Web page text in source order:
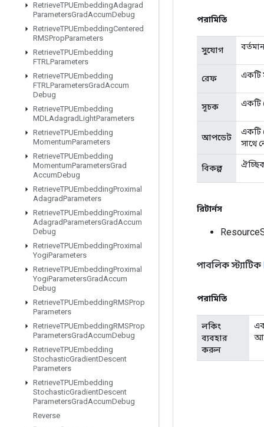
RetrieveTPUEmbeddingAdagrad
ParametersGradAccumDebug
RetrieveTPUEmbeddingCentered
RMSPropParameters
RetrieveTPUEmbedding
FTRLParameters
RetrieveTPUEmbedding
FTRLParametersGradAccum
Debug
RetrieveTPUEmbedding
MDLAdagradLightParameters
RetrieveTPUEmbedding
MomentumParameters
RetrieveTPUEmbedding
MomentumParametersGrad
AccumDebug
RetrieveTPUEmbeddingProximal
AdagradParameters
RetrieveTPUEmbeddingProximal
AdagradParametersGradAccum
Debug
RetrieveTPUEmbeddingProximal
YogiParameters
RetrieveTPUEmbeddingProximal
YogiParametersGradAccum
Debug
RetrieveTPUEmbeddingRMSProp
Parameters
RetrieveTPUEmbeddingRMSProp
ParametersGradAccumDebug
RetrieveTPUEmbedding
StochasticGradientDescent
Parameters
RetrieveTPUEmbedding
StochasticGradientDescent
ParametersGradAccumDebug
Reverse
পরামিতি
সুযোগ
রেফ একটি
সূচক একটি
আপডেট
একটি
সাথে
বিকল্প
রিটার্নস
পাবলিক স্ট্যাটিক
পরামিতি
লকিং
ব্যবহার
করুন